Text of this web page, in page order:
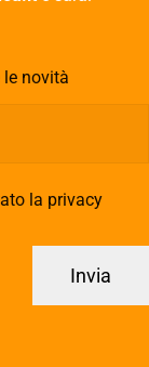
novità
la privacy